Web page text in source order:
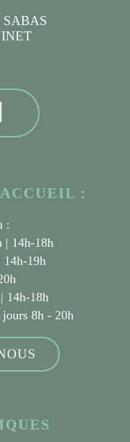
:
:
| 14h-18h
14h-19h
14h-18h
jours 8h - 20h